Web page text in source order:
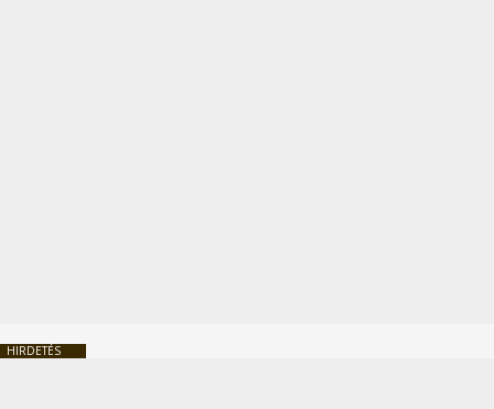
HIRDETÉS